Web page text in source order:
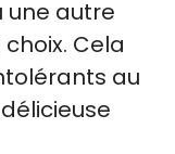
une autre
Cela
au